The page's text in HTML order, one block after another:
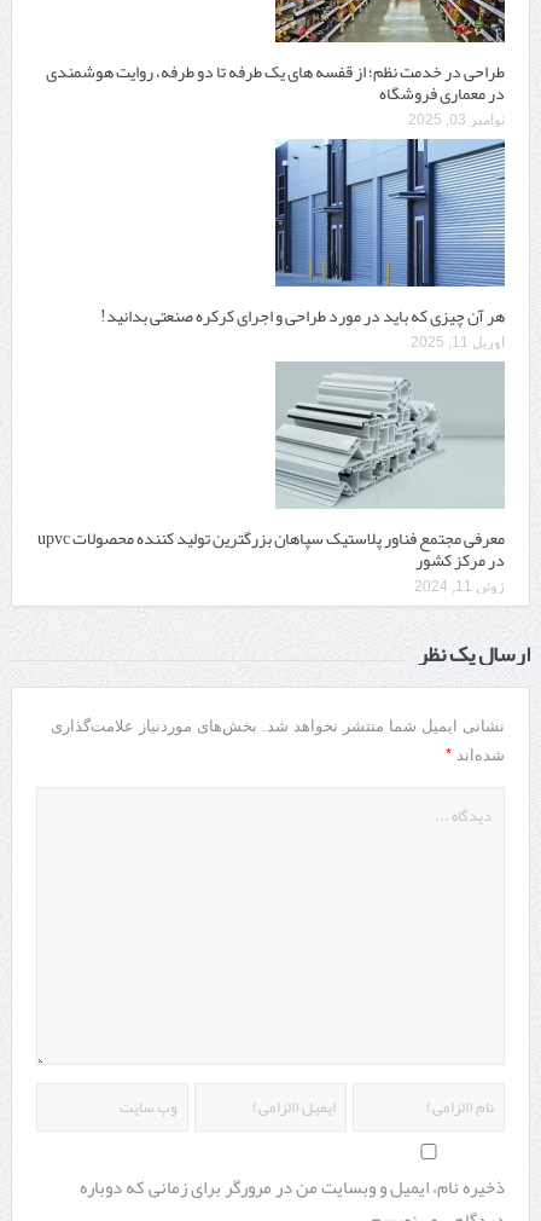
طراحی در خدمت نظم؛ از قفسه ‌های یک‌ طرفه تا دو طرفه، روایت هوشمندی
در معماری فروشگاه
نوامبر 03, 2025
هر آن چیزی که باید در مورد طراحی و اجرای کرکره صنعتی بدانید!
آوریل 11, 2025
معرفی مجتمع فناور پلاستیک سپاهان بزرگترین تولید کننده محصولات upvc
در مرکز کشور
ژوئن 11, 2024
ارسال یک نظر
نشانی ایمیل شما منتشر نخواهد شد. بخش‌های موردنیاز علامت‌گذاری
شده‌اند *
ذخیره نام، ایمیل و وبسایت من در مرورگر برای زمانی که دوباره